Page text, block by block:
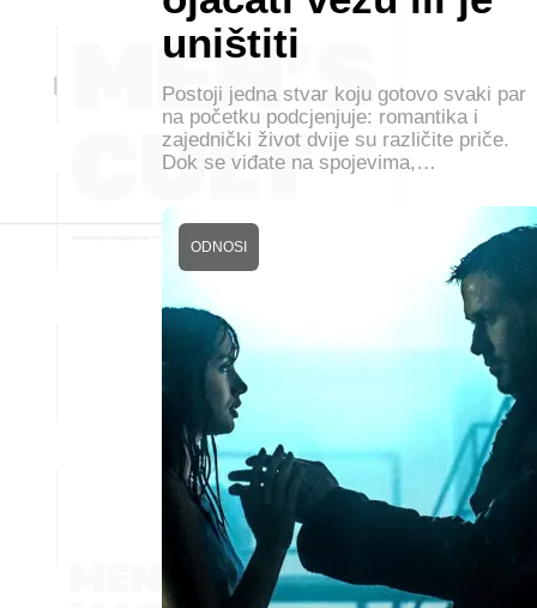
uništiti
Postoji jedna stvar koju gotovo svaki par
na početku podcjenjuje: romantika i
zajednički život dvije su različite priče.
Dok se viđate na spojevima,…
ODNOSI